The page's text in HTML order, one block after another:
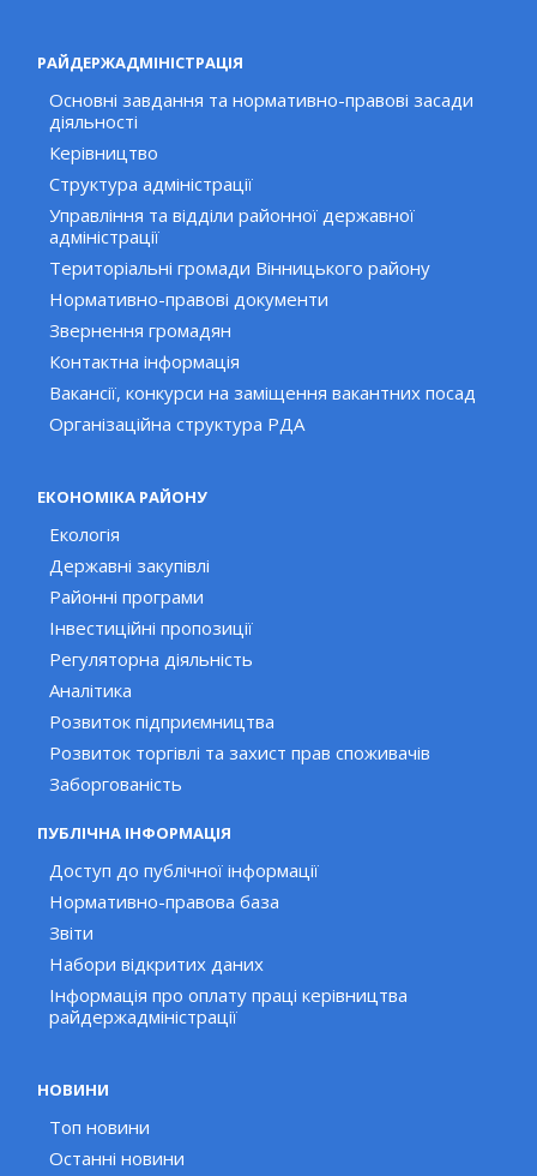
РАЙДЕРЖАДМІНІСТРАЦІЯ
Основні завдання та нормативно-правові засади
діяльності
Керівництво
Структура адміністрації
Управління та відділи районної державної
адміністрації
Територіальні громади Вінницького району
Нормативно-правові документи
Звернення громадян
Контактна інформація
Вакансії, конкурси на заміщення вакантних посад
Організаційна структура РДА
ЕКОНОМІКА РАЙОНУ
Екологія
Державні закупівлі
Районні програми
Інвестиційні пропозиції
Регуляторна діяльність
Аналітика
Розвиток підприємництва
Розвиток торгівлі та захист прав споживачів
Заборгованість
ПУБЛІЧНА ІНФОРМАЦІЯ
Доступ до публічної інформації
Нормативно-правова база
Звіти
Набори відкритих даних
Інформація про оплату праці керівництва
райдержадміністрації
НОВИНИ
Топ новини
Останні новини